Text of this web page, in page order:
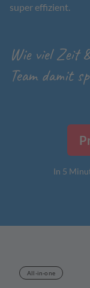
super effizient.
Wie viel Zeit
Team damit
In 5
All-in-one